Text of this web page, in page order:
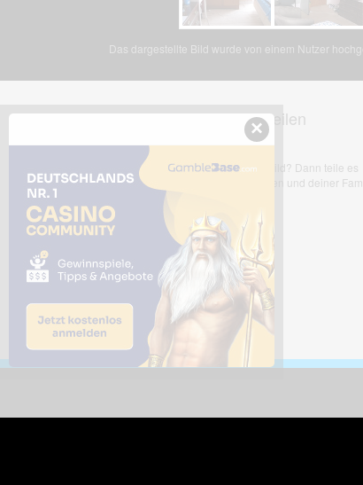
Das dargestellte Bild wurde von einem Nutzer
Dieses Bild teilen
Dir gefällt dieses Bild? Dann teile es
mit deinen Freunden und deiner
×